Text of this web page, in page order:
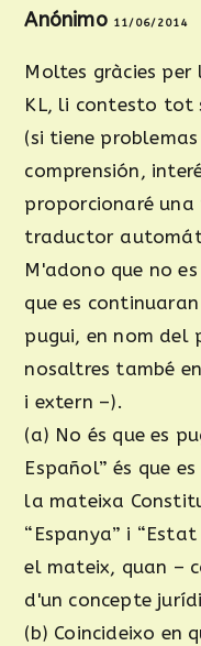
Anónimo 11/06/2014
Moltes gràcies
KL, li contesto tot
(si tiene
comprensión,
proporcionaré
traductor
M'adono que no
que es
pugui, en nom
nosaltres també
i extern –).
(a) No és que es
Español” és que
la mateixa
“Espanya” i
el mateix, quan –
d'un concepte
(b) Coincideixo en